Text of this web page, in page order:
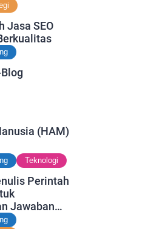
Jasa SEO
(HAM)
Teknologi
Perintah
Jawaban